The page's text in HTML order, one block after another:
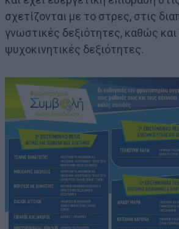
σχετίζονται με το στρες, στις
γνωστικές δεξιότητες, καθώς και
ψυχοκινητικές δεξιότητες.